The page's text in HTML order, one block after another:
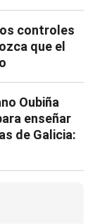
controles
que el
Oubiña
enseñar
de Galicia: